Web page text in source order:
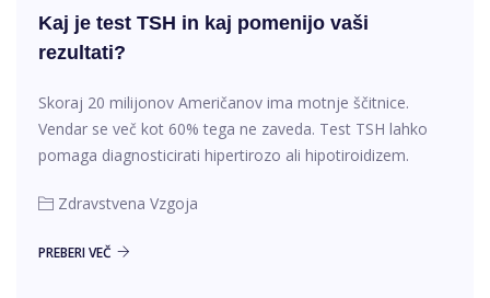
Kaj je test TSH in kaj pomenijo vaši
rezultati?
Skoraj 20 milijonov Američanov ima motnje ščitnice.
Vendar se več kot 60% tega ne zaveda. Test TSH lahko
pomaga diagnosticirati hipertirozo ali hipotiroidizem.
Zdravstvena Vzgoja
PREBERI VEČ